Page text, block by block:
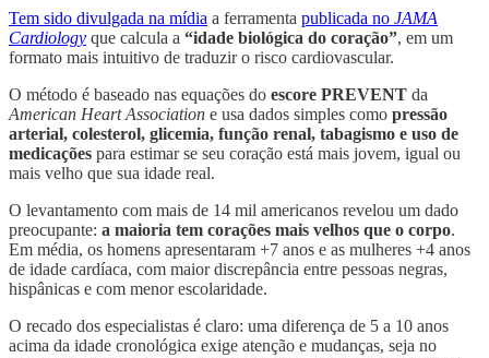
Tem sido divulgada na mídia a ferramenta publicada no JAMA
Cardiology que calcula a “idade biológica do coração”, em um
formato mais intuitivo de traduzir o risco cardiovascular.
O método é baseado nas equações do escore PREVENT da
American Heart Association e usa dados simples como pressão
arterial, colesterol, glicemia, função renal, tabagismo e uso de
medicações para estimar se seu coração está mais jovem, igual ou
mais velho que sua idade real.
O levantamento com mais de 14 mil americanos revelou um dado
preocupante: a maioria tem corações mais velhos que o corpo.
Em média, os homens apresentaram +7 anos e as mulheres +4 anos
de idade cardíaca, com maior discrepância entre pessoas negras,
hispânicas e com menor escolaridade.
O recado dos especialistas é claro: uma diferença de 5 a 10 anos
acima da idade cronológica exige atenção e mudanças, seja no